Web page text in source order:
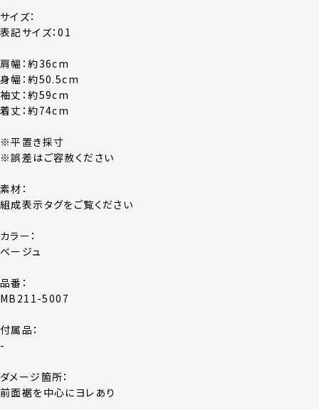
サイズ：
表記サイズ：01
肩幅：約36cm
身幅：約50.5cm
袖丈：約59cm
着丈：約74cm
※平置き採寸
※誤差はご容赦ください
素材：
組成表示タグをご覧ください
カラー：
ベージュ
品番：
MB211-5007
付属品：
-
ダメージ箇所：
前面裾を中心にヨレあり